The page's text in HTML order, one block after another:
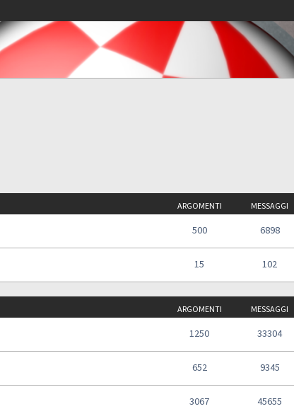
ARGOMENTI MESSAGGI
500 6898
15 102
ARGOMENTI MESSAGGI
1250 33304
652 9345
3067 45655